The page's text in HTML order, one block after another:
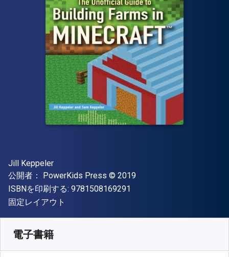
著者
Jill Keppeler
出版社
公開者： PowerKids Press 著作権
© 2019
ISBNを印刷する: 9781508169291
形式
固定レイアウト
電子書籍